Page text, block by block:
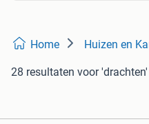
Home Huizen en
28 resultaten voor 'drachten'